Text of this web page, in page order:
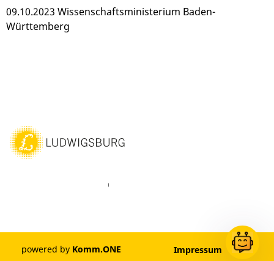
09.10.2023 Wissenschaftsministerium Baden-
Württemberg
LinkedIn
powered by Komm.ONE
Impressum